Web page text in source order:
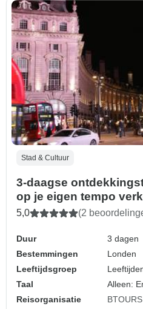
Stad & Cultuur
3-daagse
op je eigen tempo
5,0 (2
Duur
3 dagen
Bestemmingen
Londen
Leeftijdsgroep
Taal
Alleen:
Reisorganisatie
BTOURS